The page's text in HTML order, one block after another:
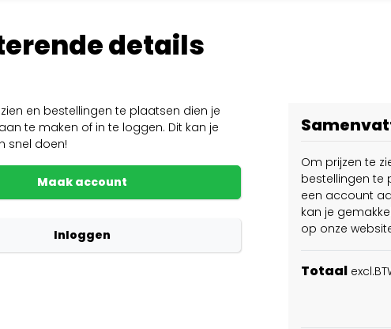
details
en bestellingen te plaatsen dien je
te maken of in te loggen. Dit kan je
snel doen!
Maak account
Inloggen
Om prijzen te
bestellingen te
een account
kan je
op onze
Totaal